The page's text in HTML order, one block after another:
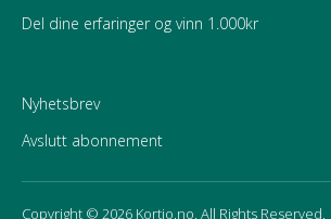
Del dine erfaringer og vinn 1.000kr
Nyhetsbrev
Avslutt abonnement
Copyright © 2026 Kortio.no. All Rights Reserved.